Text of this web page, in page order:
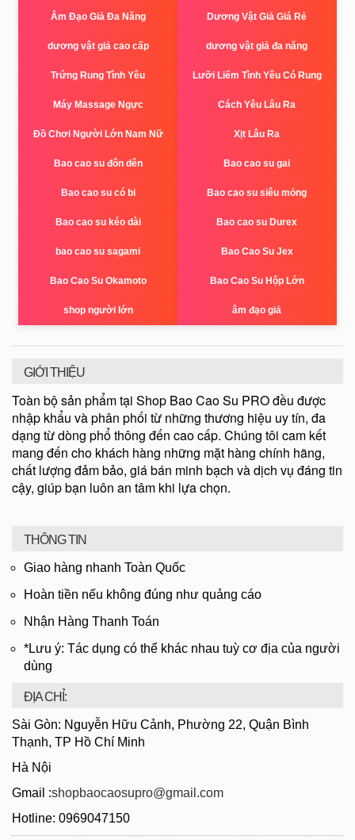
Âm Đạo Giả Đa Năng Dương Vật Giả Giá Rẻ
dương vật giả cao cấp dương vật giả đa năng
Trứng Rung Tình Yêu Lưỡi Liếm Tình Yêu Có Rung
Máy Massage Ngực Cách Yêu Lâu Ra
Đồ Chơi Người Lớn Nam Nữ Xịt Lâu Ra
Bao cao su đôn dên Bao cao su gai
Bao cao su có bi Bao cao su siêu mỏng
Bao cao su kéo dài Bao cao su Durex
bao cao su sagami Bao Cao Su Jex
Bao Cao Su Okamoto Bao Cao Su Hộp Lớn
shop người lớn âm đạo giả
GIỚI THIỆU
Toàn bộ sản phẩm tại Shop Bao Cao Su PRO đều được
nhập khẩu và phân phối từ những thương hiệu uy tín, đa
dạng từ dòng phổ thông đến cao cấp. Chúng tôi cam kết
mang đến cho khách hàng những mặt hàng chính hãng,
chất lượng đảm bảo, giá bán minh bạch và dịch vụ đáng tin
cậy, giúp bạn luôn an tâm khi lựa chọn.
THÔNG TIN
Giao hàng nhanh Toàn Quốc
Hoàn tiền nếu không đúng như quảng cáo
Nhận Hàng Thanh Toán
*Lưu ý: Tác dụng có thể khác nhau tuỳ cơ địa của người
dùng
ĐỊA CHỈ:
Sài Gòn: Nguyễn Hữu Cảnh, Phường 22, Quận Bình
Thạnh, TP Hồ Chí Minh
Hà Nội
Gmail :shopbaocaosupro@gmail.com
Hotline: 0969047150